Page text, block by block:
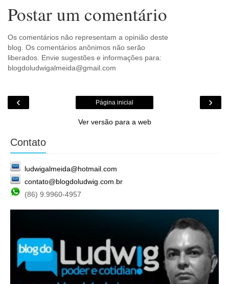
Postar um comentário
Os comentários não representam a opinião deste
blog. Os comentários anônimos não serão
liberados. Envie sugestões e informações para:
blogdoludwigalmeida@gmail.com
‹ ›
Página inicial
Ver versão para a web
Contato
ludwigalmeida@hotmail.com
contato@blogdoludwig.com.br
(86) 9.9960-4957